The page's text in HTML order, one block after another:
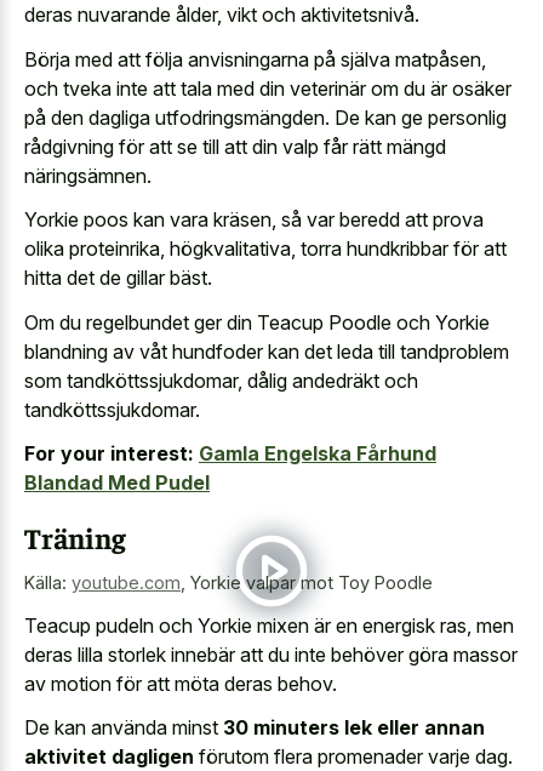
deras nuvarande ålder, vikt och aktivitetsnivå.
Börja med att följa anvisningarna på själva matpåsen,
och tveka inte att tala med din veterinär om du är osäker
på den dagliga utfodringsmängden. De kan ge personlig
rådgivning för att se till att din valp får rätt mängd
näringsämnen.
Yorkie poos kan vara kräsen, så var beredd att prova
olika proteinrika, högkvalitativa, torra hundkribbar för att
hitta det de gillar bäst.
Om du regelbundet ger din Teacup Poodle och Yorkie
blandning av våt hundfoder kan det leda till tandproblem
som tandköttssjukdomar, dålig andedräkt och
tandköttssjukdomar.
For your interest: Gamla Engelska Fårhund
Blandad Med Pudel
Träning
Källa: youtube.com Yorkie valpar mot Toy Poodle
Teacup pudeln och Yorkie mixen är en energisk ras, men
deras lilla storlek innebär att du inte behöver göra massor
av motion för att möta deras behov.
De kan använda minst 30 minuters lek eller annan
aktivitet dagligen förutom flera promenader varje dag.